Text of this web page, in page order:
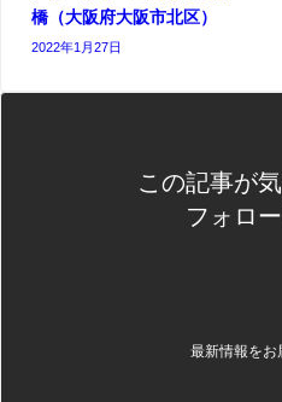
橋（大阪府大阪市北区）
2022年1月27日
この記事が
フォロ
最新情報をお